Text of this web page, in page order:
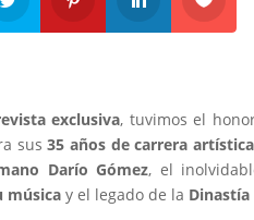
exclusiva, tuvimos el
sus35 años de carrera artística
Darío Gómez, el
música y el legado de la Dinastía